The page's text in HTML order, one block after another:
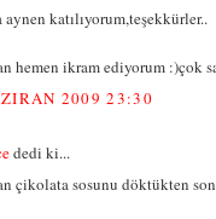
aynen katılıyorum,teşekkürler..
hemen ikram ediyorum :)çok
2009 23:30
dedi ki...
çikolata sosunu döktükten